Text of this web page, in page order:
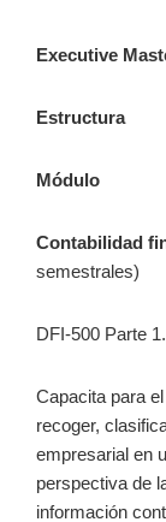
Executive
Estructura
Módulo
Contabilidad
semestrales)
DFI-500 Parte
Capacita para
recoger,
empresarial en
perspectiva de
información